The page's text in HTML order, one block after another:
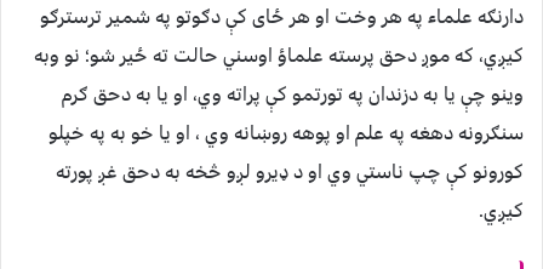
دارنګه علماء په هر وخت او هر ځای کې دګوتو په شمير ترسترګو
کیږي، که موږ دحق پرسته علماؤ اوسني حالت ته ځیر شو؛ نو وبه
وینو چې یا به دزندان په تورتمو کې پراته وي، او يا به دحق ګرم
سنګرونه دهغه په علم او پوهه روښانه وي ، او يا خو به په خپلو
کورونو کې چپ ناستي وي او د ډیرو لږو څخه به دحق غږ پورته
کيږي.